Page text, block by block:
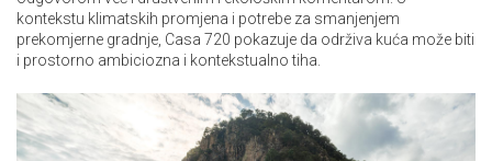
kontekstu klimatskih promjena i potrebe za smanjenjem
prekomjerne gradnje, Casa 720 pokazuje da održiva kuća može biti
i prostorno ambiciozna i kontekstualno tiha.